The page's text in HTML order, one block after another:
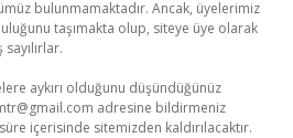
bulunmamaktadır. Ancak, üyelerimiz
taşımakta olup, siteye üye olarak
aykırı olduğunu düşündüğünüz
adresine bildirmeniz
içerisinde sitemizden kaldırılacaktır.